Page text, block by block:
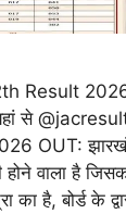
Result 2026
से
OUT: झारखंड
होने वाला है
है, बोर्ड के